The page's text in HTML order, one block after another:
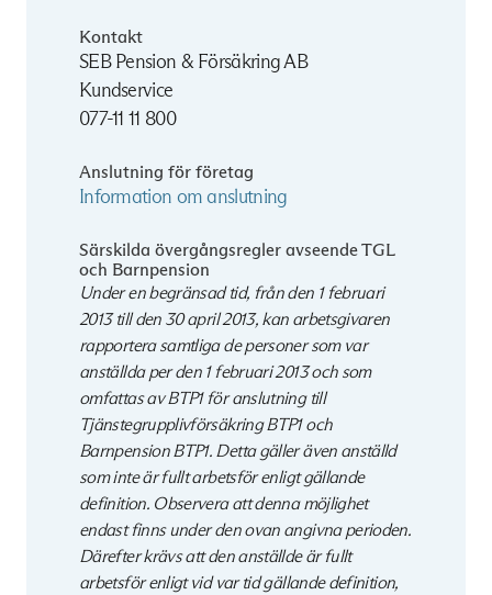
Kontakt
SEB Pension & Försäkring AB
Kundservice
077-11 11 800
Anslutning för företag
Information om anslutning
Särskilda övergångsregler avseende TGL
och Barnpension
Under en begränsad tid, från den 1 februari
2013 till den 30 april 2013, kan arbetsgivaren
rapportera samtliga de personer som var
anställda per den 1 februari 2013 och som
omfattas av BTP1 för anslutning till
Tjänstegrupplivförsäkring BTP1 och
Barnpension BTP1. Detta gäller även anställd
som inte är fullt arbetsför enligt gällande
definition. Observera att denna möjlighet
endast finns under den ovan angivna perioden.
Därefter krävs att den anställde är fullt
arbetsför enligt vid var tid gällande definition,